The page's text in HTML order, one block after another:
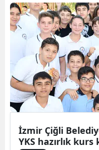
İzmir Çiğli
YKS hazırlık kurs